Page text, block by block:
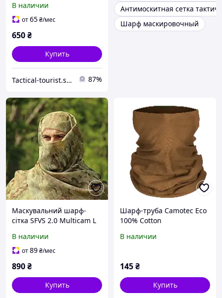
В наличии
от65₴/мес
650₴
Купить
Tactical-tourist.shop 87%
Антимоскитная сетка
Шарф маскировочный
Маскувальний шарф-
сітка SFVS 2.0 Multicam L
В наличии
от89₴/мес
890₴
Купить
Шарф-труба Camotec Eco
100% Cotton
В наличии
145₴
Купить